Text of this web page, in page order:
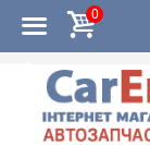
0